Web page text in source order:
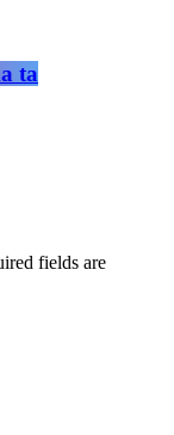
ta
fields are